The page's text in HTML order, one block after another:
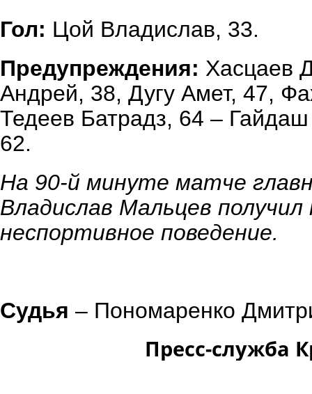
Гол: Цой Владислав, 33.
Предупреждения: Хасцаев
Андрей, 38, Дугу Амет, 47,
Тедеев Батрадз, 64 –
62.
На 90-й минуте матче
Владислав Мальцев получил
неспортивное поведение.
Судья – Пономаренко
Пресс-служба